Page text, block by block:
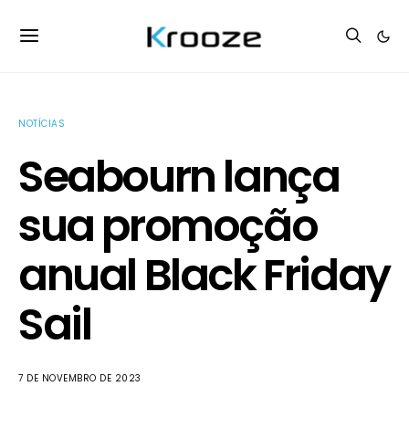
NOTÍCIAS
Seabourn lança
sua promoção
anual Black Friday
Sail
7 DE NOVEMBRO DE 2023